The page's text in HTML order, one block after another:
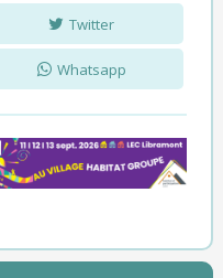
Twitter
Whatsapp